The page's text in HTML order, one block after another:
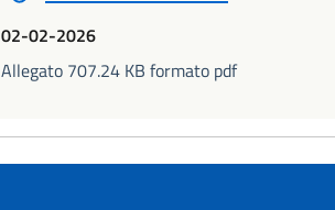
02-02-2026
Allegato 707.24 KB formato pdf